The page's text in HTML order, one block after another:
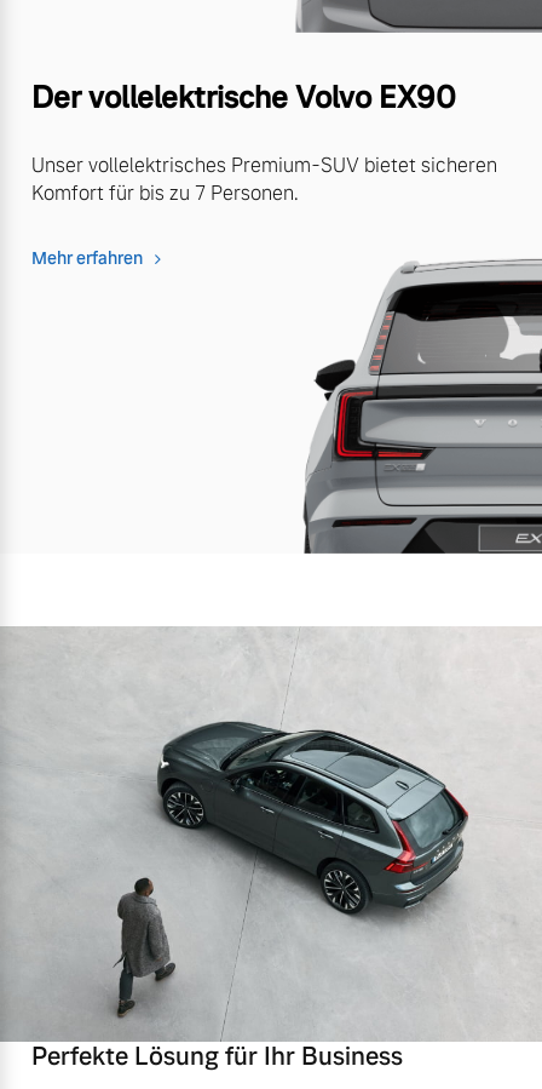
Der vollelektrische Volvo EX90
Unser vollelektrisches Premium-SUV bietet sicheren
Komfort für bis zu 7 Personen.
Mehr erfahren
Perfekte Lösung für Ihr Business